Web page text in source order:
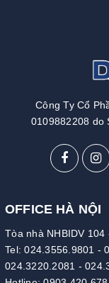
Công Ty Cổ
0109882208 do
OFFICE HÀ NỘI
Tòa nhà NHBIDV
Tel:024.3556.9801 -
024.3220.2081 -